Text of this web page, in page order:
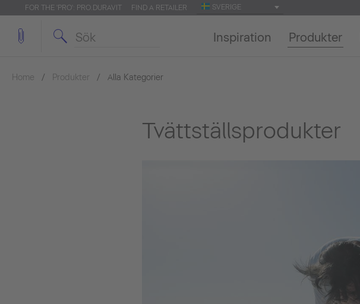
FOR THE 'PRO': PRO.DURAVIT FIND A RETAILER SVERIGE
Inspiration Produkter
Home Produkter Alla Kategorier
Tvättställsprodukter